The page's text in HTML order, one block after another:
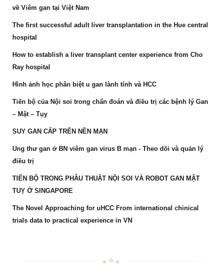
về Viêm gan tại Việt Nam
The first successful adult liver transplantation in the Hue central
hospital
How to establish a liver transplant center experience from Cho
Ray hospital
Hình ảnh học phân biệt u gan lành tính và HCC
Tiến bộ của Nội soi trong chẩn đoán và điều trị các bệnh lý Gan
– Mật – Tụy
SUY GAN CẤP TRÊN NỀN MẠN
Ung thư gan ở BN viêm gan virus B mạn - Theo dõi và quản lý
điều trị
TIẾN BỘ TRONG PHẪU THUẬT NỘI SOI VÀ ROBOT GAN MẬT
TUỴ Ở SINGAPORE
The Novel Approaching for uHCC From international chinical
trials data to practical experience in VN